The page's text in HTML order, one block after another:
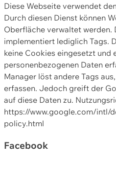
Diese Webseite verwendet
Durch diesen Dienst können
Oberfläche verwaltet werden.
implementiert lediglich Tags.
keine Cookies eingesetzt und
personenbezogenen Daten
Manager löst andere Tags
erfassen. Jedoch greift der
auf diese Daten zu.
https://www.google.com/intl/
policy.html
Facebook